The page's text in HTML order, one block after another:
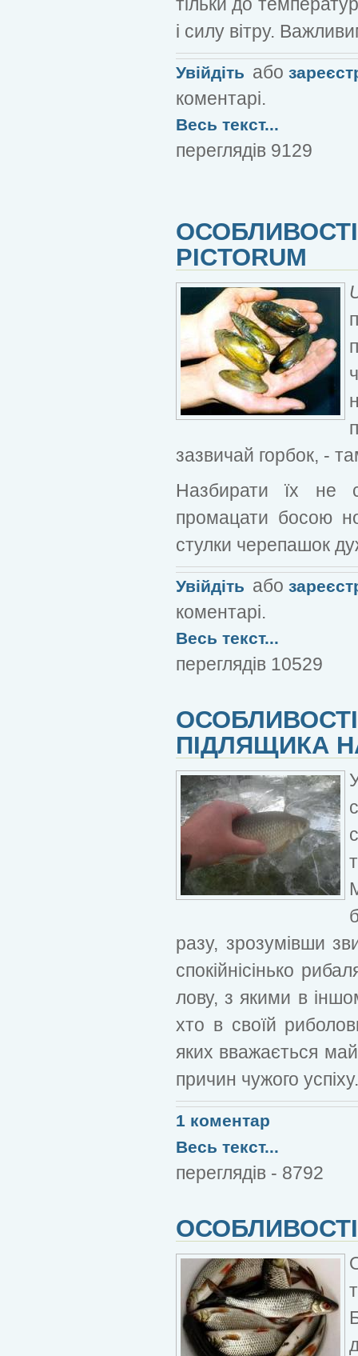
і силу вітру.
Увійдіть або
коментарі.
Весь текст...
переглядів 9129
PICTORUM
зазвичай горбок, -
Назбирати їх не
промацати босою
стулки черепашок
Увійдіть або
коментарі.
Весь текст...
переглядів 10529
ПІДЛЯЩИКА
разу, зрозумівши
спокійнісінько
лову, з якими в
хто в своїй
яких вважається
причин чужого успіху.
1 коментар
Весь текст...
переглядів - 8792